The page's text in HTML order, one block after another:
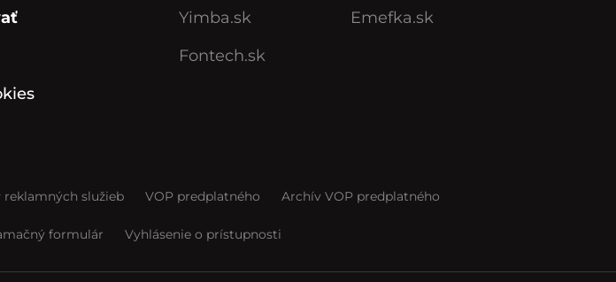
Yimba.sk
Fontech.sk
Emefka.sk
reklamných služieb VOP predplatného Archív VOP predplatného
formulár Vyhlásenie o prístupnosti